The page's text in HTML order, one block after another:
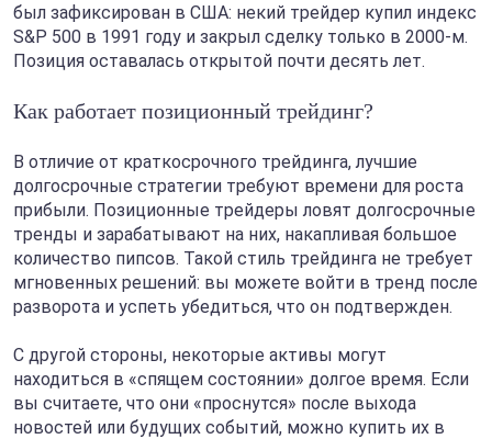
был зафиксирован в США: некий трейдер купил индекс
S&P 500 в 1991 году и закрыл сделку только в 2000-м.
Позиция оставалась открытой почти десять лет.
Как работает позиционный трейдинг?
В отличие от краткосрочного трейдинга, лучшие
долгосрочные стратегии требуют времени для роста
прибыли. Позиционные трейдеры ловят долгосрочные
тренды и зарабатывают на них, накапливая большое
количество пипсов. Такой стиль трейдинга не требует
мгновенных решений: вы можете войти в тренд после
разворота и успеть убедиться, что он подтвержден.
С другой стороны, некоторые активы могут
находиться в «спящем состоянии» долгое время. Если
вы считаете, что они «проснутся» после выхода
новостей или будущих событий, можно купить их в